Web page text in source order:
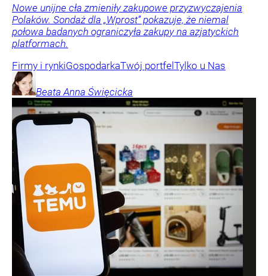
Nowe unijne cła zmieniły zakupowe przyzwyczajenia
Polaków. Sondaż dla „Wprost” pokazuje, że niemal
połowa badanych ograniczyła zakupy na azjatyckich
platformach.
Firmy i rynkiGospodarkaTwój portfelTylko u Nas
Beata Anna Święcicka